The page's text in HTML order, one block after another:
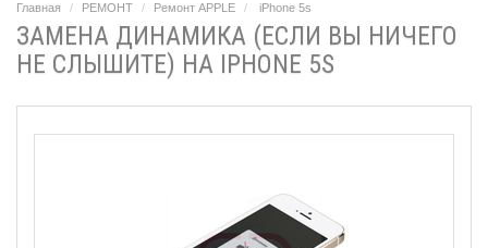
Главная РЕМОНТ Ремонт APPLE iPhone 5s
ЗАМЕНА ДИНАМИКА (ЕСЛИ ВЫ НИЧЕГО
НЕ СЛЫШИТЕ) НА IPHONE 5S